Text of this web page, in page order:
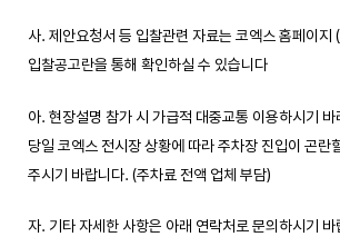
사. 제안요청서 등 입찰관련 자료는 코엑스 홈페이지 (
입찰공고란을 통해 확인하실 수 있습니다
아. 현장설명 참가 시 가급적 대중교통 이용하시기
당일 코엑스 전시장 상황에 따라 주차장 진입이 곤란
주시기 바랍니다. (주차료 전액 업체 부담)
자. 기타 자세한 사항은 아래 연락처로 문의하시기 바